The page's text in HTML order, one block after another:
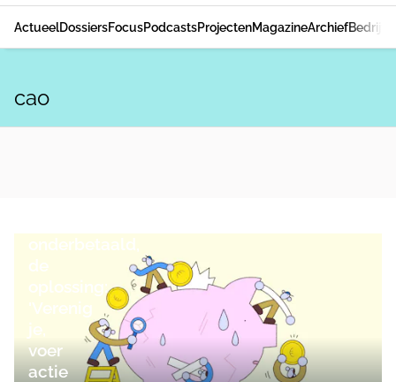
ActueelDossiersFocusPodcastsProjectenMagazineArchief
cao
onderbetaald,
de
oplossing:
'Verenig
je,
voer
actie